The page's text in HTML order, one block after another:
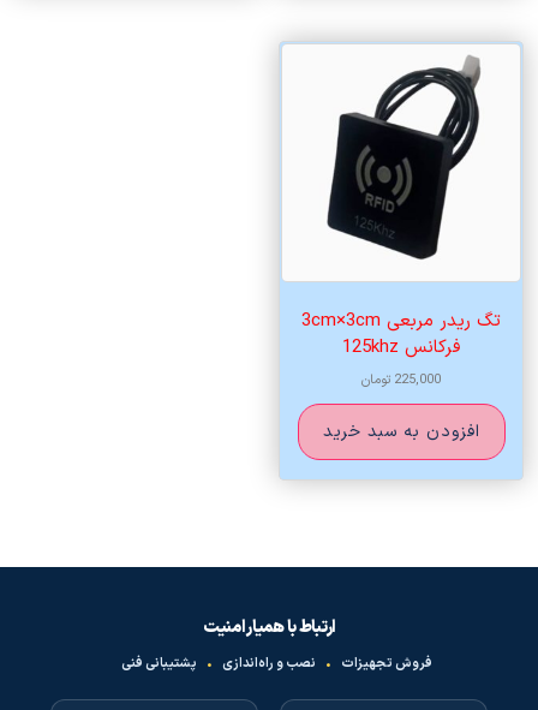
تگ ریدر مربعی 3cm×3cm
فرکانس 125khz
225,000 تومان
افزودن به سبد خرید
ارتباط با همیار امنیت
فروش تجهیزات • نصب و راه‌اندازی • پشتیبانی فنی